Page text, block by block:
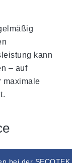
kann
– auf
maximale